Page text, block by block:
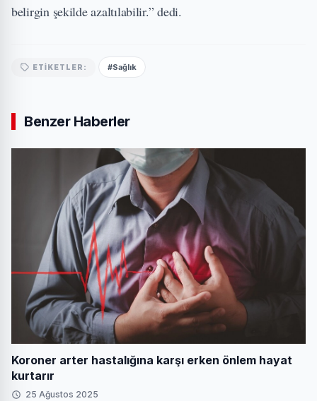
belirgin şekilde azaltılabilir.” dedi.
ETIKETLER: #Sağlık
Benzer Haberler
Koroner arter hastalığına karşı erken önlem hayat
kurtarır
25 Ağustos 2025